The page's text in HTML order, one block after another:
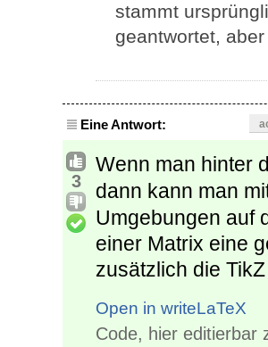
stammt
geantwortet,
Eine Antwort:
3
Wenn man hinter
dann kann man
Umgebungen auf
einer Matrix eine
zusätzlich die
Open in writeLaTeX
Code, hier editierbar